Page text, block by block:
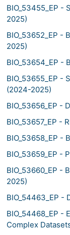
BIO_53455_EP
2025)
BIO_53652_EP
2025)
BIO_53654_EP -
BIO_53655_EP -
(2024-2025)
BIO_53656_EP -
BIO_53657_EP -
BIO_53658_EP -
BIO_53659_EP -
BIO_53660_EP
2025)
BIO_54463_EP -
BIO_54468_EP -
Complex